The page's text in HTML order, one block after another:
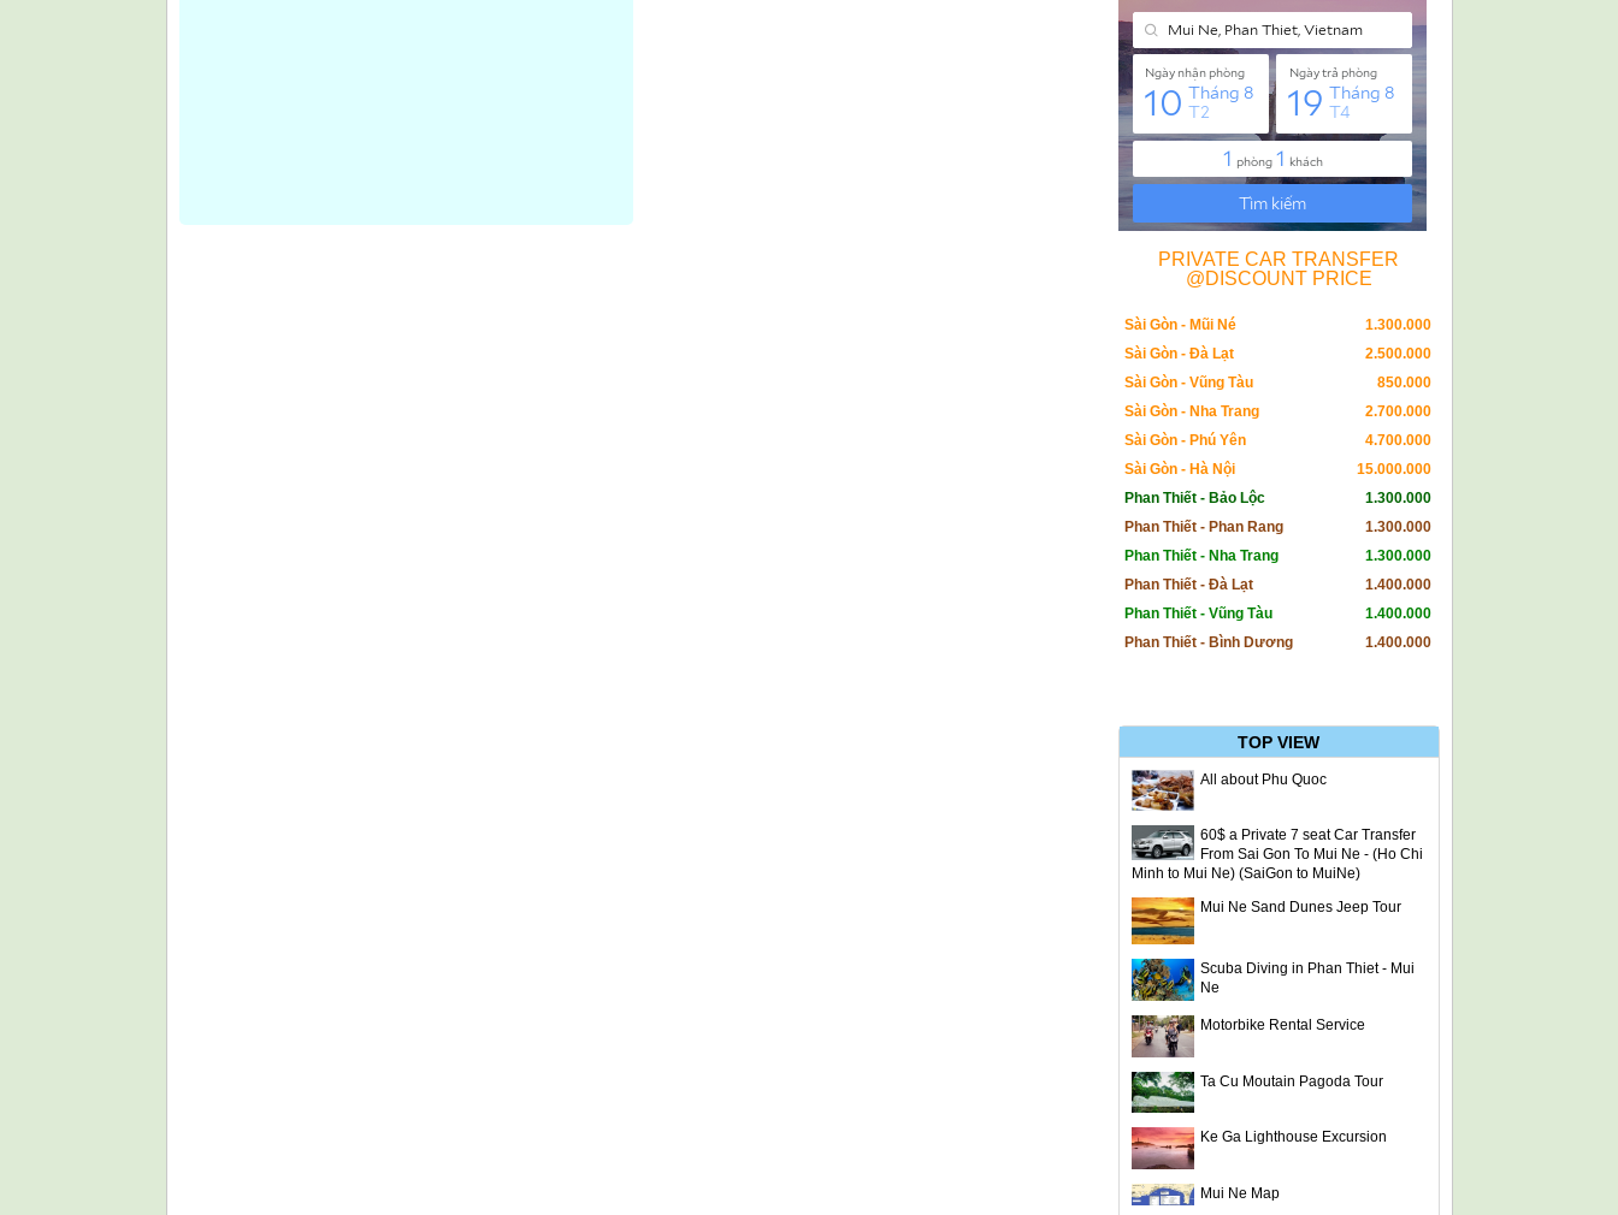
PRIVATE CAR TRANSFER
@DISCOUNT PRICE
Sài Gòn - Mũi Né
1.300.000
Sài Gòn - Đà Lạt
2.500.000
Sài Gòn - Vũng Tàu
850.000
Sài Gòn - Nha Trang
2.700.000
Sài Gòn - Phú Yên
4.700.000
Sài Gòn - Hà Nội
15.000.000
Phan Thiết - Bảo Lộc
1.300.000
Phan Thiết - Phan Rang
1.300.000
Phan Thiết - Nha Trang
1.300.000
Phan Thiết - Đà Lạt
1.400.000
Phan Thiết - Vũng Tàu
1.400.000
Phan Thiết - Bình Dương
1.400.000
TOP VIEW
All about Phu Quoc
60$ a Private 7 seat Car Transfer
From Sai Gon To Mui Ne - (Ho Chi
Minh to Mui Ne) (SaiGon to MuiNe)
Mui Ne Sand Dunes Jeep Tour
Scuba Diving in Phan Thiet - Mui
Ne
Motorbike Rental Service
Ta Cu Moutain Pagoda Tour
Ke Ga Lighthouse Excursion
Mui Ne Map